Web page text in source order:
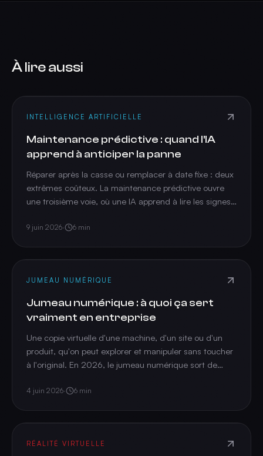
À lire aussi
INTELLIGENCE ARTIFICIELLE
Maintenance prédictive : quand l'IA
apprend à anticiper la panne
Réparer après la casse ou remplacer à date fixe : deux
extrêmes coûteux. La maintenance prédictive ouvre
une troisième voie, où une IA apprend à lire les signes
9 juin 2026· 6 min
JUMEAU NUMÉRIQUE
Jumeau numérique : à quoi ça sert
vraiment en entreprise
Une copie virtuelle d'une machine, d'un site ou d'un
produit, qu'on peut explorer et manipuler sans toucher
à l'original. En 2026, le jumeau numérique sort de
vente et de maintenance.
4 juin 2026· 6 min
RÉALITÉ VIRTUELLE